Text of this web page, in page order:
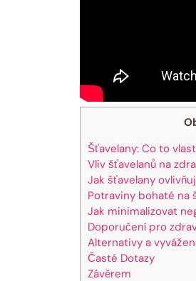
Šťavelany: Co to
Vliv šťavelanů na
Jak šťavelany
Potraviny bohaté na
Jak minimalizovat
Doporučení pro
Alternativy a
Časté Dotazy
Závěrem